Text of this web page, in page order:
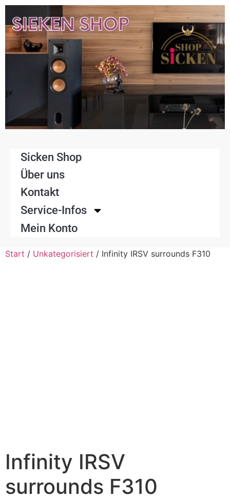
Sicken Shop
Über uns
Kontakt
Service-Infos
Mein Konto
Start / Unkategorisiert / Infinity IRSV surrounds F310
Infinity IRSV
surrounds F310